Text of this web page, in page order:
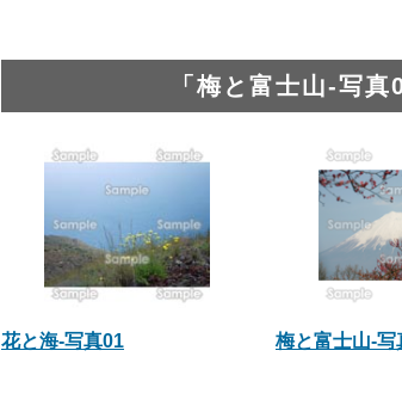
「梅と富士山-写
花と海-写真01 梅と富士山-写